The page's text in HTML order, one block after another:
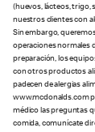
(huevos, lácteos, trigo,
nuestros clientes con
Sin embargo,
operaciones normales
preparación, los
con otros productos
padecen de alergias
www.mcdonalds.com
médico las preguntas
comida, comunícate